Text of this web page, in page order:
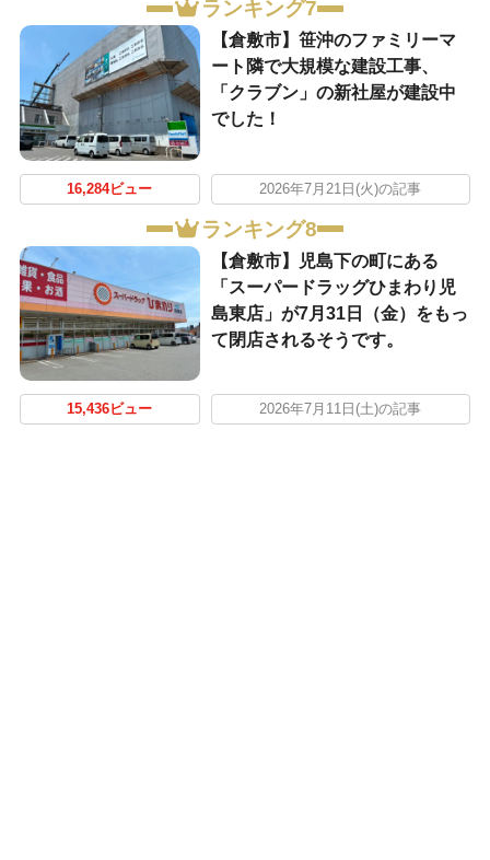
ランキング7
【倉敷市】笹沖のファミリーマ
ート隣で大規模な建設工事、
「クラブン」の新社屋が建設中
でした！
16,284ビュー 2026年7月21日(火)の記事
ランキング8
【倉敷市】児島下の町にある
「スーパードラッグひまわり児
島東店」が7月31日（金）をもっ
て閉店されるそうです。
15,436ビュー 2026年7月11日(土)の記事